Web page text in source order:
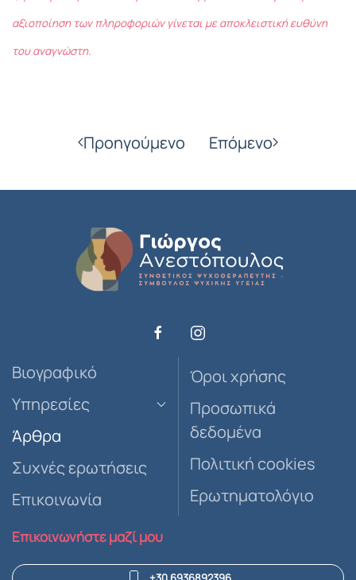
αξιοποίηση των πληροφοριών γίνεται με αποκλειστική ευθύνη
του αναγνώστη.
Προηγούμενο Επόμενο
Βιογραφικό
Υπηρεσίες
Άρθρα
Συχνές ερωτήσεις
Επικοινωνία
Όροι χρήσης
Προσωπικά
δεδομένα
Πολιτική cookies
Ερωτηματολόγιο
Επικοινωνήστε μαζί μου